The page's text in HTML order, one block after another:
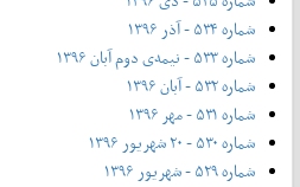
شماره ۵۳۴ - آذر ۱۳۹۶
شماره ۵۳۳ - نیمه‌ی دوم آبان ۱۳۹۶
شماره ۵۳۲ - آبان ۱۳۹۶
شماره ۵۳۱ - مهر ۱۳۹۶
شماره ۵۳۰ - ۲۰ شهریور ۱۳۹۶
شماره ۵۲۹ - شهریور ۱۳۹۶